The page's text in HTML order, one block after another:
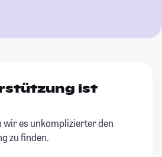
ist
wir es unkomplizierter den
zu finden.